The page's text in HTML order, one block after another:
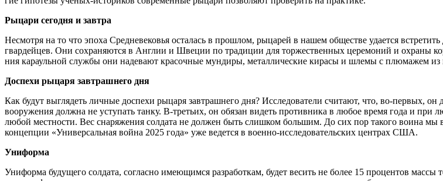
Рыцари сегодня и завтра
Несмотря на то что эпоха Средневековья осталась в про­шлом, рыцарей в нашем обществе удается
гвардейцев. Они сохраняют­ся в Англии и Швеции по традиции для торжественных церемоний и охраны
ния караульной службы они надевают красочные мун­диры, металлические кирасы и шлемы с плюмажем из
Доспехи рыцаря завтрашнего дня
Как будут выглядеть личные доспехи рыцаря завтрашнего дня? Исследо­ватели считают, что, во-первых,
вооружения должна не уступать танку. В-третьих, он обязан видеть противника в любое время года и при
любой местности. Вес снаряжения солдата не должен быть слишком большим. До сих пор такого воина мы
концепции «Универсальная война 2025 года» уже ведется в военно-исследователь­ских центрах США.
Униформа
Униформа будущего солдата, соглас­но имеющимся разработкам, будет ве­сить не более 15 процентов